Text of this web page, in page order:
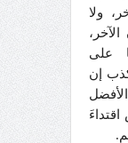
ولا
على
إن